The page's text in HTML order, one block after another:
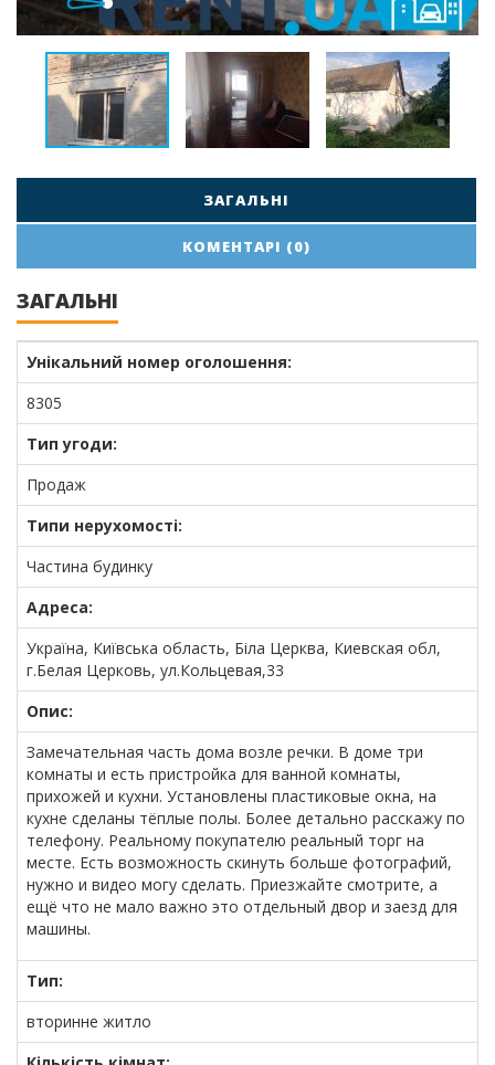
ЗАГАЛЬНІ
КОМЕНТАРІ (0)
ЗАГАЛЬНІ
Унікальний номер оголошення:
8305
Тип угоди:
Продаж
Типи нерухомості:
Частина будинку
Адреса:
Україна, Київська область, Біла Церква, Киевская обл,
г.Белая Церковь, ул.Кольцевая,33
Опис:
Замечательная часть дома возле речки. В доме три
комнаты и есть пристройка для ванной комнаты,
прихожей и кухни. Установлены пластиковые окна, на
кухне сделаны тёплые полы. Более детально расскажу по
телефону. Реальному покупателю реальный торг на
месте. Есть возможность скинуть больше фотографий,
нужно и видео могу сделать. Приезжайте смотрите, а
ещё что не мало важно это отдельный двор и заезд для
машины.
Тип:
вторинне житло